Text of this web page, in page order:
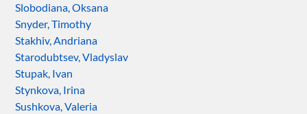
Slobodiana, Oksana
Snyder, Timothy
Stakhiv, Andriana
Starodubtsev, Vladyslav
Stupak, Ivan
Stynkova, Irina
Sushkova, Valeria